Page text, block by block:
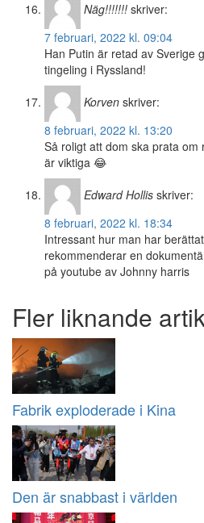
Näg!!!!!!! skriver:
7 februari, 2022 kl. 09:04
Han Putin är retad av Sverige
tingeling i Ryssland!
Korven skriver:
8 februari, 2022 kl. 13:20
Så roligt att dom ska prata
är viktiga 😂
Edward Hollis skriver:
8 februari, 2022 kl. 18:34
Intressant hur man har
rekommenderar en
på youtube av Johnny harris
Fler liknande
Fabrik exploderade i Kina
Den är snabbast i världen